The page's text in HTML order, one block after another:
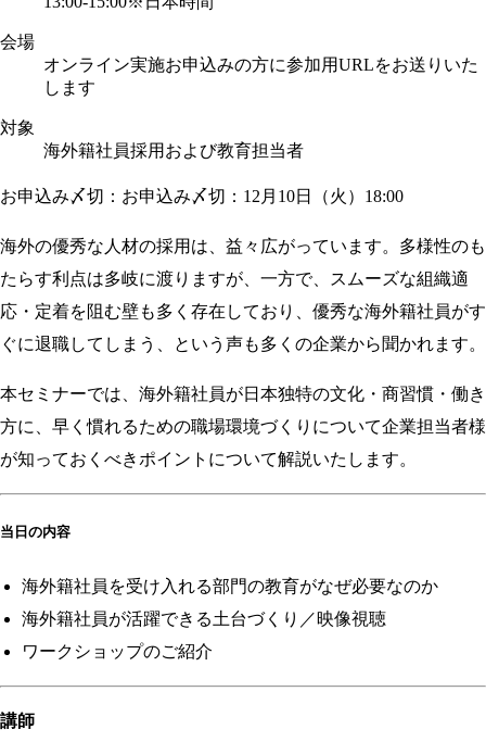
会場
オンライン実施お申込みの方に参加用URLをお送りいた
します
対象
海外籍社員採用および教育担当者
お申込み〆切：お申込み〆切：12月10日（火）18:00
海外の優秀な人材の採用は、益々広がっています。多様性のも
たらす利点は多岐に渡りますが、一方で、スムーズな組織適
応・定着を阻む壁も多く存在しており、優秀な海外籍社員がす
ぐに退職してしまう、という声も多くの企業から聞かれます。
本セミナーでは、海外籍社員が日本独特の文化・商習慣・働き
方に、早く慣れるための職場環境づくりについて企業担当者様
が知っておくべきポイントについて解説いたします。
当日の内容
海外籍社員を受け入れる部門の教育がなぜ必要なのか
海外籍社員が活躍できる土台づくり／映像視聴
ワークショップのご紹介
講師